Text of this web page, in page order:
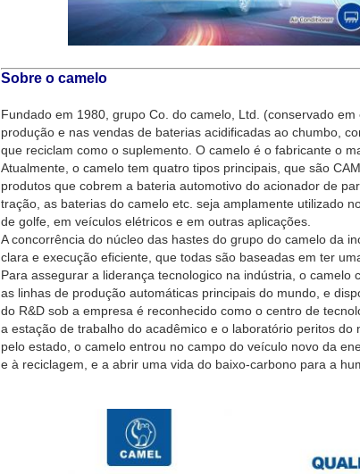
Sobre o camelo
Fundado em 1980, grupo Co. do camelo, Ltd. (conservado
produção e nas vendas de baterias acidificadas ao chumbo,
que reciclam como o suplemento. O camelo é o fabricante o
Atualmente, o camelo tem quatro tipos principais, que são
produtos que cobrem a bateria automotivo do acionador de
tração, as baterias do camelo etc. seja amplamente utilizado
de golfe, em veículos elétricos e em outras aplicações.
A concorrência do núcleo das hastes do grupo do camelo da
clara e execução eficiente, que todas são baseadas em ter
Para assegurar a liderança tecnologico na indústria, o
as linhas de produção automáticas principais do mundo, e
do R&D sob a empresa é reconhecido como o centro de
a estação de trabalho do acadêmico e o laboratório peritos
pelo estado, o camelo entrou no campo do veículo novo da
e à reciclagem, e a abrir uma vida do baixo-carbono para a